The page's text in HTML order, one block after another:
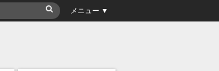
メニュー ▼